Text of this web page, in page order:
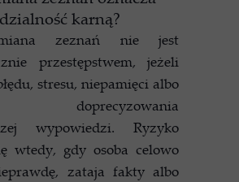
karną?
zeznań nie jest
przestępstwem, jeżeli
stresu, niepamięci albo
doprecyzowania
wypowiedzi. Ryzyko
wtedy, gdy osoba celowo
zataja fakty albo